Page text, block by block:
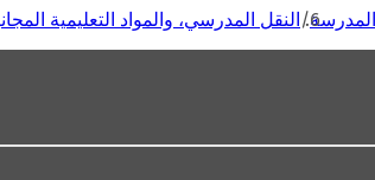
النقل المدرسي، والمواد التعليمية